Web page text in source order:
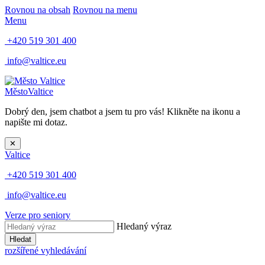
Rovnou na obsah Rovnou na menu
Menu
+420 519 301 400
info@valtice.eu
MěstoValtice
Dobrý den, jsem chatbot a jsem tu pro vás! Klikněte na ikonu a
napište mi dotaz.
✕
Valtice
+420 519 301 400
info@valtice.eu
Verze pro seniory
Hledaný výraz
Hledat
rozšířené vyhledávání